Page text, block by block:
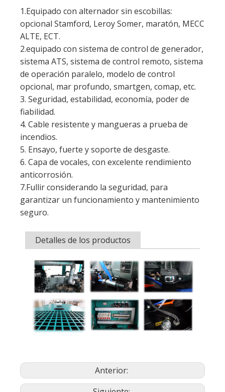
opcional, mar profundo, smartgen, comap, etc.
3. Seguridad, estabilidad, economía, poder de
fiabilidad.
4. Cable resistente y mangueras a prueba de
incendios.
5. Ensayo, fuerte y soporte de desgaste.
6. Capa de vocales, con excelente rendimiento
anticorrosión.
7.Fullir considerando la seguridad, para
garantizar un funcionamiento y mantenimiento
seguro.
Detalles de los productos